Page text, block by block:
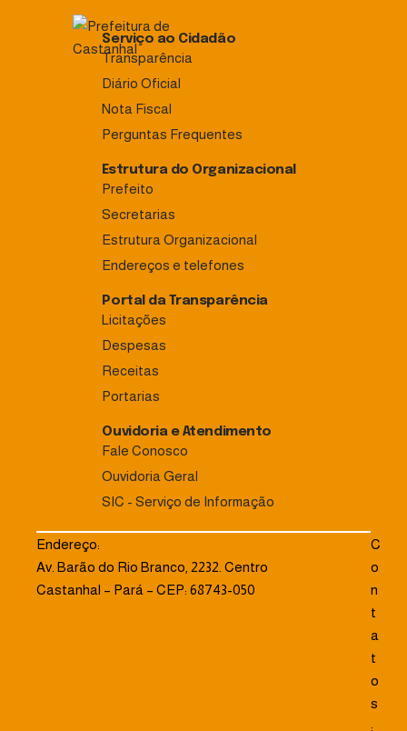
Serviço ao Cidadão
Transparência
Diário Oficial
Nota Fiscal
Perguntas Frequentes
Estrutura do Organizacional
Prefeito
Secretarias
Estrutura Organizacional
Endereços e telefones
Portal da Transparência
Licitações
Despesas
Receitas
Portarias
Ouvidoria e Atendimento
Fale Conosco
Ouvidoria Geral
SIC - Serviço de Informação
Endereço:
Av. Barão do Rio Branco, 2232. Centro
Castanhal – Pará – CEP: 68743-050
C
o
n
t
a
t
o
s
: